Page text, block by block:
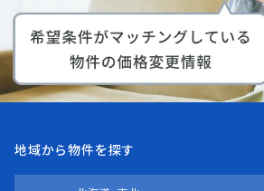
地域から物件を探す